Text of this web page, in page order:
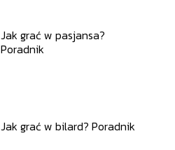
Jak grać w pasjansa?
Poradnik
Jak grać w bilard? Poradnik